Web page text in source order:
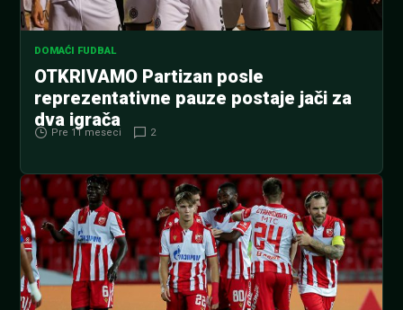
DOMAĆI FUDBAL
OTKRIVAMO Partizan posle
reprezentativne pauze postaje jači za
dva igrača
Pre 11 meseci 2